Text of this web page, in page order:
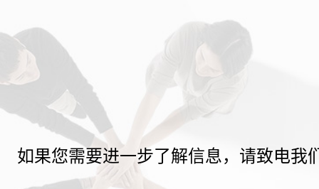
如果您需要进一步了解信息，请致电我